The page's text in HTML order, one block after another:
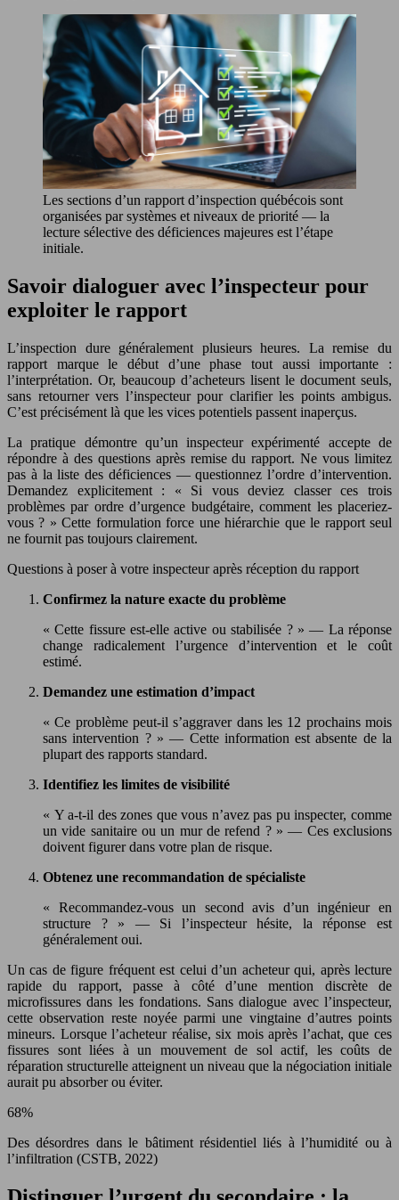
Les sections d’un rapport d’inspection québécois sont
organisées par systèmes et niveaux de priorité — la
lecture sélective des déficiences majeures est l’étape
initiale.
Savoir dialoguer avec l’inspecteur pour
exploiter le rapport
L’inspection dure généralement plusieurs heures. La remise du
rapport marque le début d’une phase tout aussi importante :
l’interprétation. Or, beaucoup d’acheteurs lisent le document seuls,
sans retourner vers l’inspecteur pour clarifier les points ambigus.
C’est précisément là que les vices potentiels passent inaperçus.
La pratique démontre qu’un inspecteur expérimenté accepte de
répondre à des questions après remise du rapport. Ne vous limitez
pas à la liste des déficiences — questionnez l’ordre d’intervention.
Demandez explicitement : « Si vous deviez classer ces trois
problèmes par ordre d’urgence budgétaire, comment les placeriez-
vous ? » Cette formulation force une hiérarchie que le rapport seul
ne fournit pas toujours clairement.
Questions à poser à votre inspecteur après réception du rapport
Confirmez la nature exacte du problème
« Cette fissure est-elle active ou stabilisée ? » — La réponse
change radicalement l’urgence d’intervention et le coût
estimé.
Demandez une estimation d’impact
« Ce problème peut-il s’aggraver dans les 12 prochains mois
sans intervention ? » — Cette information est absente de la
plupart des rapports standard.
Identifiez les limites de visibilité
« Y a-t-il des zones que vous n’avez pas pu inspecter, comme
un vide sanitaire ou un mur de refend ? » — Ces exclusions
doivent figurer dans votre plan de risque.
Obtenez une recommandation de spécialiste
« Recommandez-vous un second avis d’un ingénieur en
structure ? » — Si l’inspecteur hésite, la réponse est
généralement oui.
Un cas de figure fréquent est celui d’un acheteur qui, après lecture
rapide du rapport, passe à côté d’une mention discrète de
microfissures dans les fondations. Sans dialogue avec l’inspecteur,
cette observation reste noyée parmi une vingtaine d’autres points
mineurs. Lorsque l’acheteur réalise, six mois après l’achat, que ces
fissures sont liées à un mouvement de sol actif, les coûts de
réparation structurelle atteignent un niveau que la négociation initiale
aurait pu absorber ou éviter.
68%
Des désordres dans le bâtiment résidentiel liés à l’humidité ou à
l’infiltration (CSTB, 2022)